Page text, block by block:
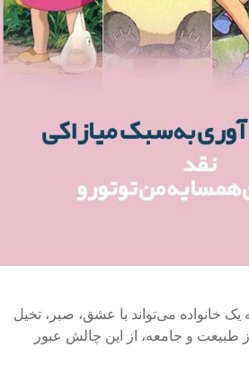
خانواده می‌تواند با عشق، صبر، تخیل
و جامعه، از این چالش عبور